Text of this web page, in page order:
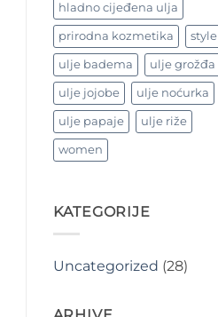
hladno cijeđena ulja
prirodna kozmetika style
ulje badema ulje grožđa
ulje jojobe ulje noćurka
ulje papaje ulje riže
women
KATEGORIJE
Uncategorized (28)